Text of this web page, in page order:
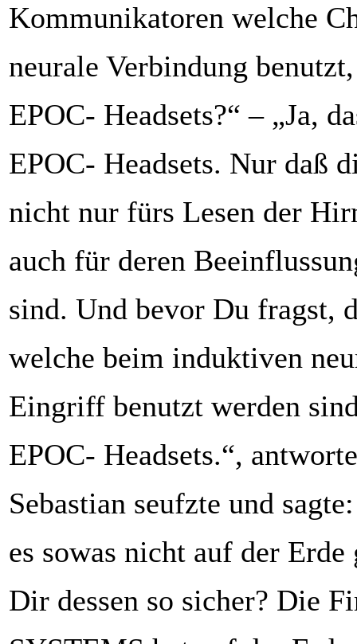
Kommunikatoren welche
neurale Verbindung
EPOC- Headsets?“ – „Ja,
EPOC- Headsets. Nur daß
nicht nur fürs Lesen der
auch für deren
sind. Und bevor Du fragst,
welche beim induktiven
Eingriff benutzt werden
EPOC- Headsets.“,
Sebastian seufzte und
es sowas nicht auf der
Dir dessen so sicher? Die